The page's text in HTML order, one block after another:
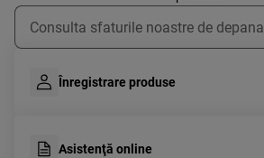
Type to search for support articles
Înregistrare produse
Asistenţă online